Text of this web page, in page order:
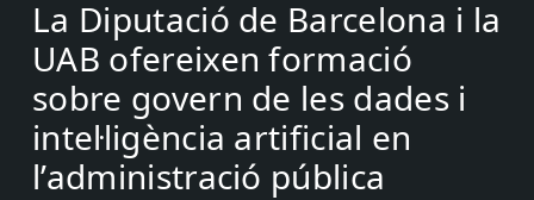
La Diputació de Barcelona i la
UAB ofereixen formació
sobre govern de les dades i
intel·ligència artificial en
l’administració pública